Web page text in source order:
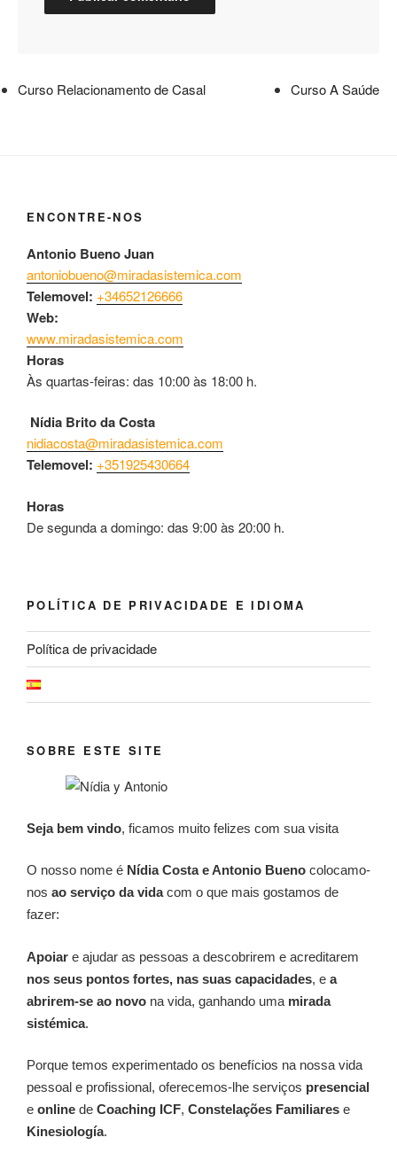
Curso Relacionamento de Casal Curso A Saúde
ENCONTRE-NOS
Antonio Bueno Juan
antoniobueno@miradasistemica.com
Telemovel: +34652126666
Web:
www.miradasistemica.com
Horas
Às quartas-feiras: das 10:00 às 18:00 h.
Nídia Brito da Costa
nidiacosta@miradasistemica.com
Telemovel: +351925430664
Horas
De segunda a domingo: das 9:00 às 20:00 h.
POLÍTICA DE PRIVACIDADE E IDIOMA
Política de privacidade
SOBRE ESTE SITE
Seja bem vindo, ficamos muito felizes com sua visita
O nosso nome é Nídia Costa e Antonio Bueno colocamo-
nos ao serviço da vidacom o que mais gostamos de
fazer:
Apoiar e ajudar as pessoas a descobrirem e acreditarem
nos seus pontos fortes, nas suas capacidades, e a
abrirem-se ao novo na vida, ganhando uma mirada
sistémica.
Porque temos experimentado os benefícios na nossa vida
pessoal e profissional, oferecemos-lhe serviços presencial
e online de Coaching ICF, Constelações Familiares e
Kinesiología.